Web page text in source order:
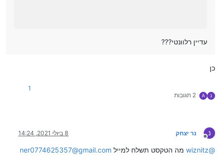
עדיין רלוונטי???
כן
נ A 2 תגובות
1
נ
מנותק
נר יצחק 8 ביולי 2021, 14:24
@
wiznitz מה הטקסט תשלח למייל ner0774625357@gmail.com